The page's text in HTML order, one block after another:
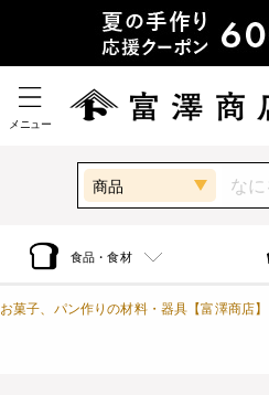
メニュー
商品
食品・食材
お菓子、パン作りの材料・器具【富澤商店】